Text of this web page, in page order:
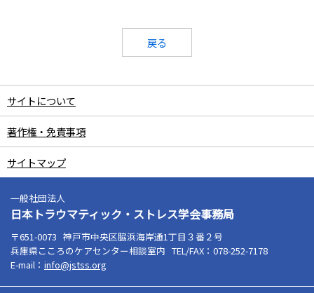
戻る
一般社団法人
日本トラウマティック・ストレス学会事務局
〒651-0073 神戸市中央区脇浜海岸通1丁目３番２号
兵庫県こころのケアセンター相談室内 TEL/FAX：078-252-7178
E-mail： info@jstss.org
サイトについて
著作権・免責事項
サイトマップ